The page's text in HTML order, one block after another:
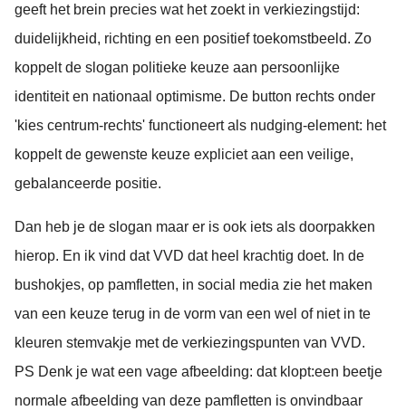
geeft het brein precies wat het zoekt in verkiezingstijd:
duidelijkheid, richting en een positief toekomstbeeld. Zo
koppelt de slogan politieke keuze aan persoonlijke
identiteit en nationaal optimisme. De button rechts onder
'kies centrum-rechts' functioneert als nudging-element: het
koppelt de gewenste keuze expliciet aan een veilige,
gebalanceerde positie.
Dan heb je de slogan maar er is ook iets als doorpakken
hierop. En ik vind dat VVD dat heel krachtig doet. In de
bushokjes, op pamfletten, in social media zie het maken
van een keuze terug in de vorm van een wel of niet in te
kleuren stemvakje met de verkiezingspunten van VVD.
PS Denk je wat een vage afbeelding: dat klopt:een beetje
normale afbeelding van deze pamfletten is onvindbaar